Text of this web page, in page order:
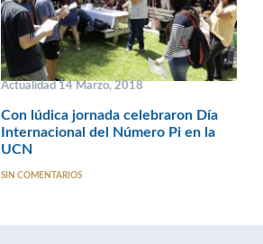
Actualidad 14 Marzo, 2018
Con lúdica jornada celebraron Día
Internacional del Número Pi en la
UCN
SIN COMENTARIOS